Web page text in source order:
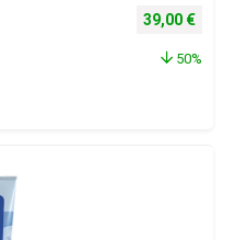
Izvorna
39,00 €
50%